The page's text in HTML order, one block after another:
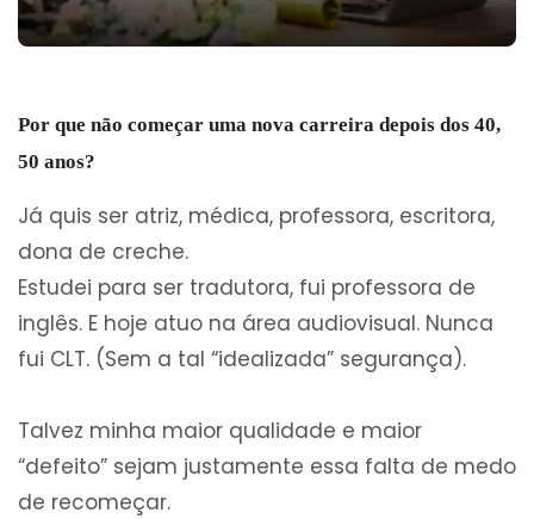
Por que não começar uma nova carreira depois dos 40,
50 anos?
Já quis ser atriz, médica, professora, escritora,
dona de creche.
Estudei para ser tradutora, fui professora de
inglês. E hoje atuo na área audiovisual. Nunca
fui CLT. (Sem a tal “idealizada” segurança).
Talvez minha maior qualidade e maior
“defeito” sejam justamente essa falta de medo
de recomeçar.